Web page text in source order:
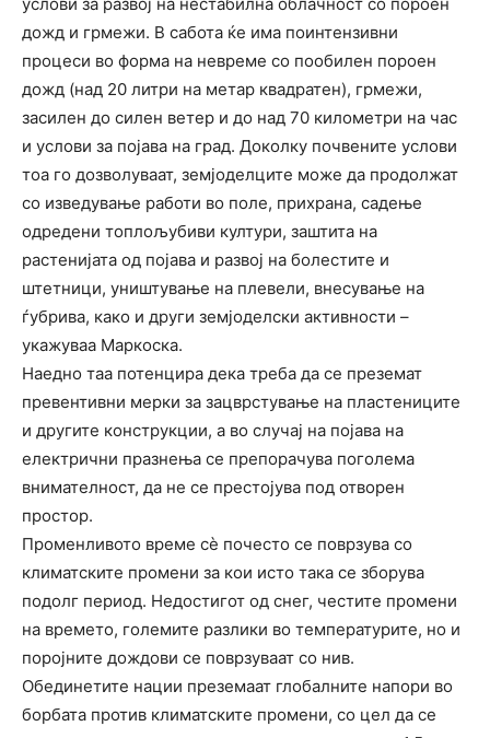
дожд и грмежи. В сабота ќе има поинтензивни
процеси во форма на невреме со пообилен пороен
дожд (над 20 литри на метар квадратен), грмежи,
засилен до силен ветер и до над 70 километри на час
и услови за појава на град. Доколку почвените услови
тоа го дозволуваат, земјоделците може да продолжат
со изведување работи во поле, прихрана, садење
одредени топлољубиви култури, заштита на
растенијата од појава и развој на болестите и
штетници, уништување на плевели, внесување на
ѓубрива, како и други земјоделски активности –
укажуваа Маркоска.
Наедно таа потенцира дека треба да се преземат
превентивни мерки за зацврстување на пластениците
и другите конструкции, а во случај на појава на
електрични празнења се препорачува поголема
внимателност, да не се престојува под отворен
простор.
Променливото време сѐ почесто се поврзува со
климатските промени за кои исто така се зборува
подолг период. Недостигот од снег, честите промени
на времето, големите разлики во температурите, но и
поројните дождови се поврзуваат со нив.
Обединетите нации преземаат глобалните напори во
борбата против климатските промени, со цел да се